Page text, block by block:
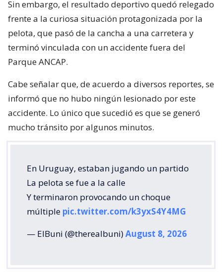
Sin embargo, el resultado deportivo quedó relegado
frente a la curiosa situación protagonizada por la
pelota, que pasó de la cancha a una carretera y
terminó vinculada con un accidente fuera del
Parque ANCAP.
Cabe señalar que, de acuerdo a diversos reportes, se
informó que no hubo ningún lesionado por este
accidente. Lo único que sucedió es que se generó
mucho tránsito por algunos minutos.
En Uruguay, estaban jugando un partido
La pelota se fue a la calle
Y terminaron provocando un choque
múltiple pic.twitter.com/k3yxS4Y4MG
— ElBuni (@therealbuni)August 8, 2026